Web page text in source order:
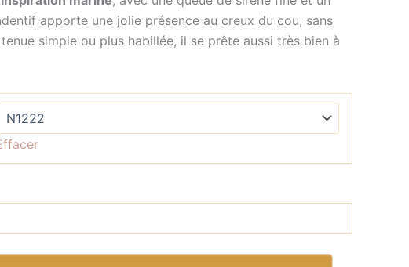
apporte une jolie présence au creux du cou, sans
simple ou plus habillée, il se prête aussi très bien à